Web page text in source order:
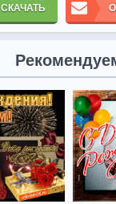
СКАЧАТЬ